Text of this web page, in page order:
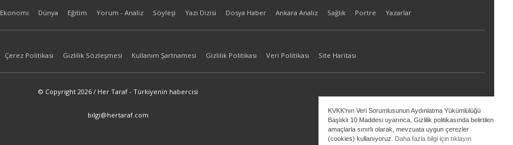
KVKK'nın Veri Sorumlusunun Aydınlatma Yükümlülüğü
Başlıklı 10.Maddesi uyarınca, Gizlilik politikasında belirtilen
amaçlarla sınırlı olarak, mevzuata uygun çerezler
(cookies) kullanıyoruz. Daha fazla bilgi için tıklayın
Ekonomi Dünya Eğitim Yorum - Analiz Söyleşi Yazı Dizisi Dosya Haber Ankara Analiz Sağlık Portre Yazarlar
Çerez Politikası Gizlilik Sözleşmesi Kullanım Şartnamesi Gizlilik Politikası Veri Politikası Site Haritası
© Copyright 2026 / Her Taraf - Türkiyenin habercisi
bilgi@hertaraf.com